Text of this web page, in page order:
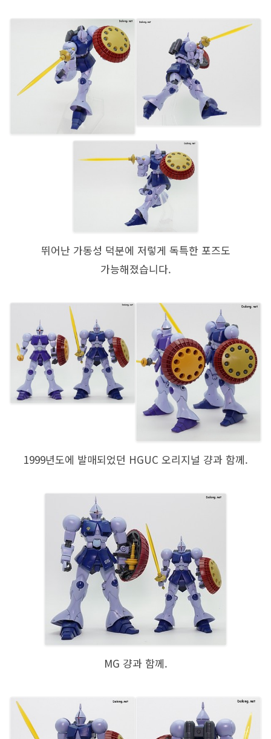
뛰어난 가동성 덕분에 저렇게 독특한 포즈도
가능해졌습니다.
1999년도에 발매되었던 HGUC 오리지널 걍과 함께.
MG 걍과 함께.